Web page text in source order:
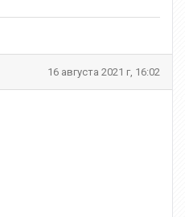
16 августа 2021 г, 16:02